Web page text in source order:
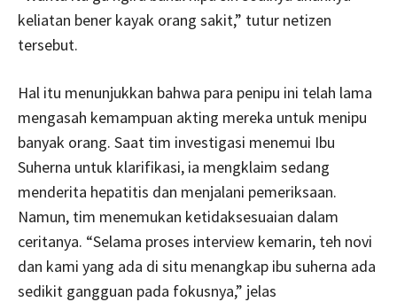
keliatan bener kayak orang sakit,” tutur netizen
tersebut.
Hal itu menunjukkan bahwa para penipu ini telah lama
mengasah kemampuan akting mereka untuk menipu
banyak orang. Saat tim investigasi menemui Ibu
Suherna untuk klarifikasi, ia mengklaim sedang
menderita hepatitis dan menjalani pemeriksaan.
Namun, tim menemukan ketidaksesuaian dalam
ceritanya. “Selama proses interview kemarin, teh novi
dan kami yang ada di situ menangkap ibu suherna ada
sedikit gangguan pada fokusnya,” jelas